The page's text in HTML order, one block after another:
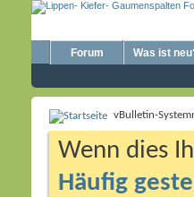
Forum Was ist
vBulletin-
Wenn dies
Häufig